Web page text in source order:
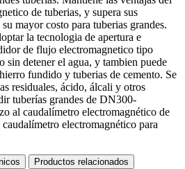
de tuberias, y supera sus
mayor costo para tuberias grandes.
la tecnologia de apertura e
de flujo electromagnetico tipo
sin detener el agua, y tambien puede
fundido y tuberias de cemento. Se
residuales, ácido, álcali y otros
tuberías grandes de DN300-
al caudalímetro electromagnético de
electromagnético para
Productos relacionados